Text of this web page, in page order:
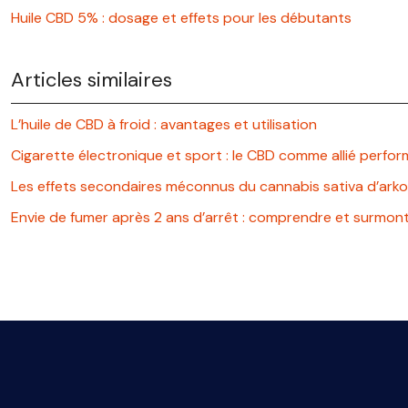
Huile CBD 5% : dosage et effets pour les débutants
Articles similaires
L’huile de CBD à froid : avantages et utilisation
Cigarette électronique et sport : le CBD comme allié
Les effets secondaires méconnus du cannabis sativa
Envie de fumer après 2 ans d’arrêt : comprendre et